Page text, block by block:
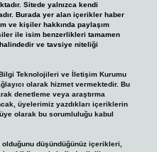
Sitede yalnızca kendi
Burada yer alan içerikler haber
ve kişiler hakkında paylaşım
ile isim benzerlikleri tamamen
ve tavsiye niteliği
Teknolojileri ve İletişim Kurumu
olarak hizmet vermektedir. Bu
denetleme veya araştırma
üyelerimiz yazdıkları içeriklerin
olarak bu sorumluluğu kabul
olduğunu düşündüğünüz içerikleri,